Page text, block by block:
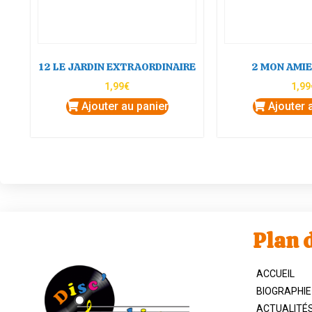
12 LE JARDIN EXTRAORDINAIRE
1,99€
Ajouter au panier
2 MON
1,99
Ajouter
Plan
ACCUEIL
BIOGRAPHIE